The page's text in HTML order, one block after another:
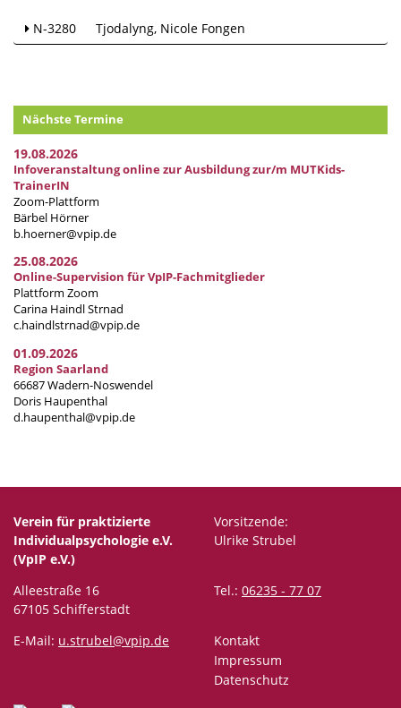
N-3280 Tjodalyng Nicole Fongen
Nächste Termine
19.08.2026
Infoveranstaltung online zur Ausbildung zur/m MUTKids-
TrainerIN
Zoom-Plattform
Bärbel Hörner
b.hoerner@vpip.de
25.08.2026
Online-Supervision für VpIP-Fachmitglieder
Plattform Zoom
Carina Haindl Strnad
c.haindlstrnad@vpip.de
01.09.2026
Region Saarland
66687 Wadern-Noswendel
Doris Haupenthal
d.haupenthal@vpip.de
Verein für praktizierte
Individualpsychologie e.V.
(VpIP e.V.)
Vorsitzende:
Ulrike Strubel
Alleestraße 16
67105 Schifferstadt
Tel.: 06235 - 77 07
E-Mail: u.strubel@vpip.de
Kontakt
Impressum
Datenschutz